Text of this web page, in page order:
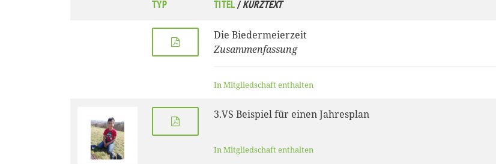
TYP TITEL/KURZTEXT
Die Biedermeierzeit
Zusammenfassung
In Mitgliedschaft enthalten
3.VS Beispiel für einen Jahresplan
In Mitgliedschaft enthalten